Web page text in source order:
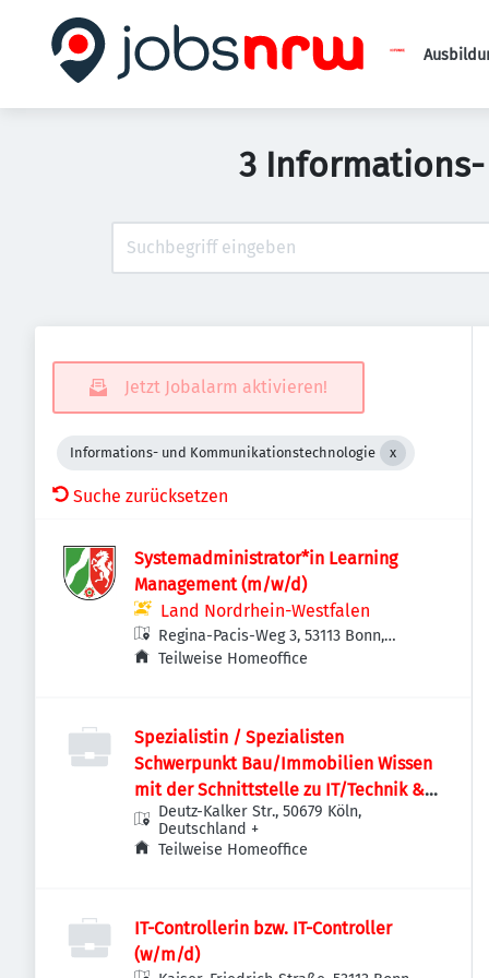
3
Jetzt Jobalarm aktivieren!
Informations- und Kommunikationstechnologie
Suche zurücksetzen
Systemadministrator*in Learning
Management (m/w/d)
Land Nordrhein-Westfalen
Regina-Pacis-Weg 3, 53113 Bonn,
Deutschland
Teilweise Homeoffice
Spezialistin / Spezialisten
Schwerpunkt Bau/Immobilien Wissen
mit der Schnittstelle zu IT/Technik &
Einkauf (m/w/d)
Deutz-Kalker Str., 50679 Köln,
Deutschland +
Teilweise Homeoffice
IT-Controllerin bzw. IT-Controller
(w/m/d)